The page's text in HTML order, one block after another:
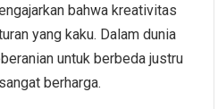
bahwa kreativitas
yang kaku. Dalam dunia
untuk berbeda justru
berharga.